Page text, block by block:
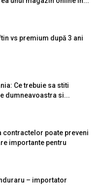
vs premium după 3 ani
Ce trebuie sa stiti
dumneavoastra si...
contractelor poate preveni
importante pentru
– importator